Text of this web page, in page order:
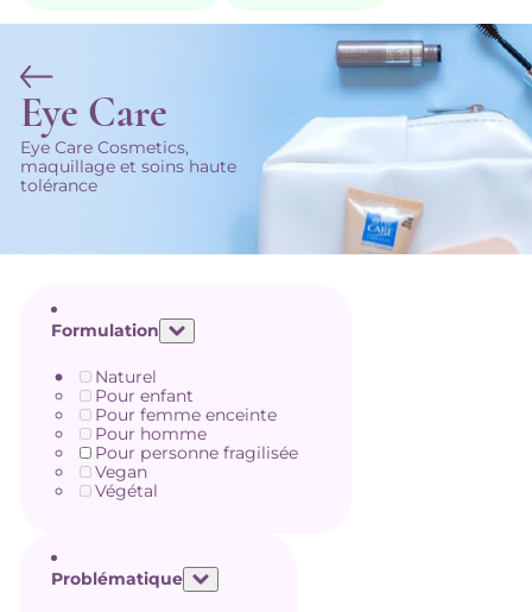
Eye Care
Eye Care Cosmetics,
maquillage et soins haute
tolérance
Formulation
Naturel
Pour enfant
Pour femme enceinte
Pour homme
Pour personne fragilisée
Vegan
Végétal
Problématique